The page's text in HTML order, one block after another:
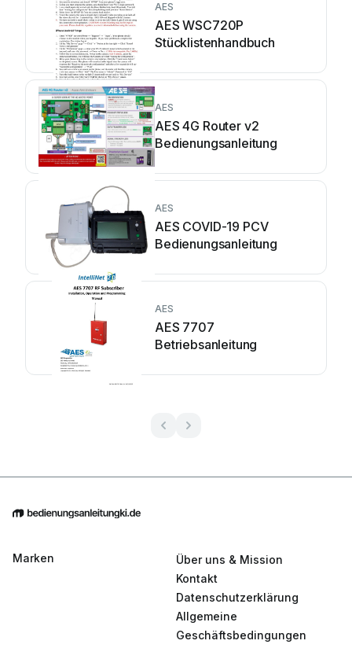
AES
AES WSC720P
Stücklistenhandbuch
AES
AES 4G Router v2
Bedienungsanleitung
AES
AES COVID-19 PCV
Bedienungsanleitung
AES
AES 7707
Betriebsanleitung
Marken
Über uns & Mission
Kontakt
Datenschutzerklärung
Allgemeine
Geschäftsbedingungen